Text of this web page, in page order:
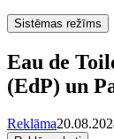
Sistēmas režīms
Eau de
(EdP) un
Reklāma